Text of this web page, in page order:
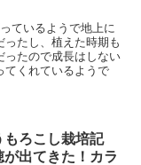
ているようで地上に
たし、植えた時期も
ったので成長はしない
てくれているようで
もろこし栽培記
出てきた！カラ